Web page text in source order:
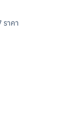
ราคา